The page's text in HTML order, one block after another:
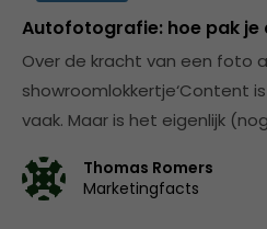
Autofotografie: hoe pak je
Over de kracht van een foto
showroomlokkertje‘Content is
vaak. Maar is het eigenlijk
Thomas Romers
Marketingfacts